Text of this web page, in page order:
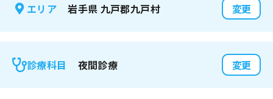
感染症
エリア 岩手県 九戸郡九戸村 変更
診療科目 夜間診療 変更